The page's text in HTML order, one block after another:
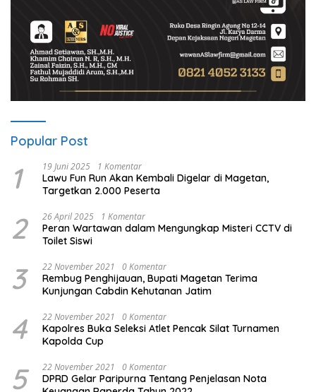
Popular Post
1 19 Juni 2025 1 Komentar
Lawu Fun Run Akan Kembali Digelar di Magetan,
Targetkan 2.000 Peserta
2 26 April 2025 1 Komentar
Peran Wartawan dalam Mengungkap Misteri CCTV di
Toilet Siswi
3 22 November 2021 0 Komentar
Rembug Penghijauan, Bupati Magetan Terima
Kunjungan Cabdin Kehutanan Jatim
4 22 November 2021 0 Komentar
Kapolres Buka Seleksi Atlet Pencak Silat Turnamen
Kapolda Cup
5 22 November 2021 0 Komentar
DPRD Gelar Paripurna Tentang Penjelasan Nota